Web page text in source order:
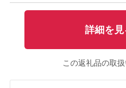
詳細を見
この返礼品の取扱